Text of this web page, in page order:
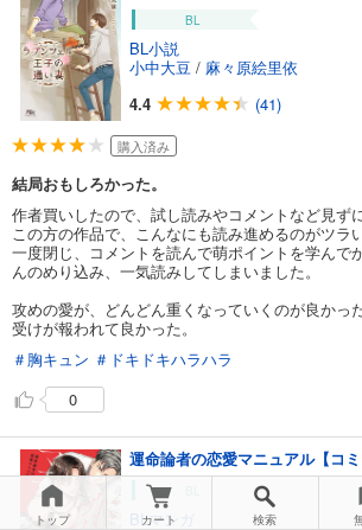
BL
BL小説
小中大豆 / 麻々原絵里依
4.4
(41)
購入済み
結局おもしろかった。
作者買いしたので、試し読みやコメントなど見ず
この方の作品で、こんなにも読み進めるのがツラ
一度閉じ、コメントを読んで萌ポイントを学んで
んのめり込み、一気読みしてしまいました。
攻めの愛が、どんどん重くなっていくのが良かった
受けが報われて良かった。
＃胸キュン ＃ドキドキハラハラ
0
BLマンガ
トップ カート 検索